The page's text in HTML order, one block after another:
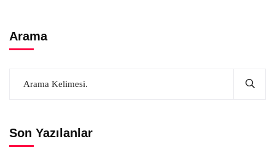
Arama
Son Yazılanlar